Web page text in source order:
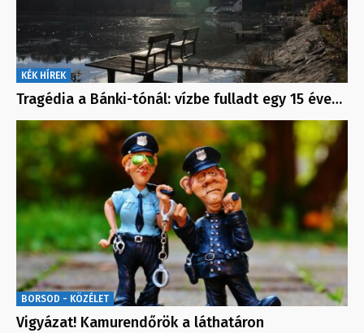
KÉK HÍREK
Tragédia a Bánki-tónál: vízbe fulladt egy 15 éve…
BORSOD - KÖZÉLET
Vigyázat! Kamurendőrök a láthatáron